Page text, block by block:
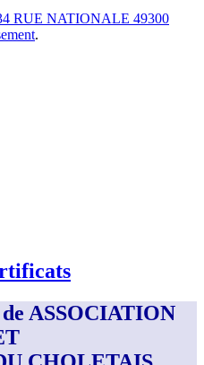
RUE NATIONALE 49300
.
ASSOCIATION